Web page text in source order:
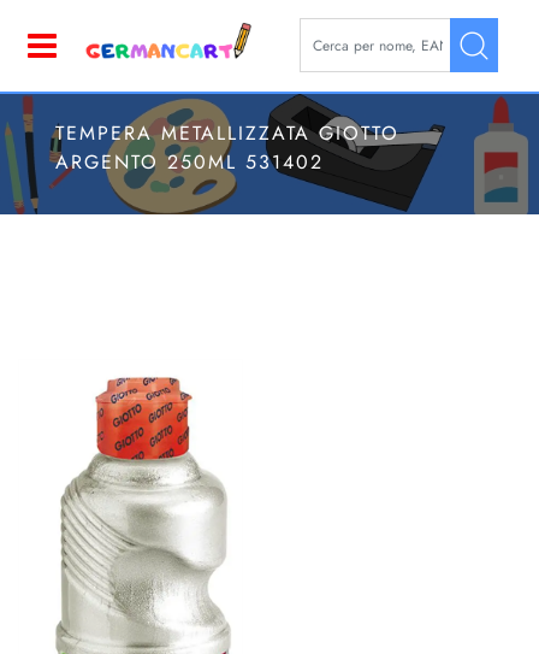
La modifica di un filtro
TEMPERA METALLIZZATA GIOTTO
ARGENTO 250ML 531402